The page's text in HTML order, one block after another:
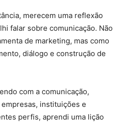
merecem uma reflexão
falar sobre comunicação. Não
de marketing, mas como
diálogo e construção de
com a comunicação,
instituições e
perfis, aprendi uma lição